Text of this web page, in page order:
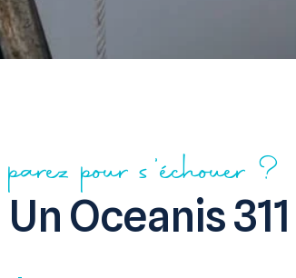
parez pour s'échouer ?
Un Oceanis